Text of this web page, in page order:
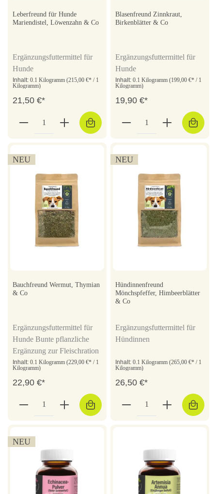
Leberfreund für Hunde
Mariendistel, Löwenzahn & Co
Ergänzungsfuttermittel für
Hunde
Inhalt: 0.1 Kilogramm (215,00 €* / 1
Kilogramm)
21,50 €*
Blasenfreund Zinnkraut,
Birkenblätter & Co
Ergänzungsfuttermittel für
Hunde
Inhalt: 0.1 Kilogramm (199,00 €* / 1
Kilogramm)
19,90 €*
NEU
Bauchfreund Wermut, Thymian
& Co
Ergänzungsfuttermittel für
Hunde Bunte pflanzliche
Ergänzung zur Fleischration
Inhalt: 0.1 Kilogramm (229,00 €* / 1
Kilogramm)
22,90 €*
NEU
Hündinnenfreund
Mönchspfeffer, Himbeerblätter
& Co
Ergänzungsfuttermittel für
Hündinnen
Inhalt: 0.1 Kilogramm (265,00 €* / 1
Kilogramm)
26,50 €*
NEU